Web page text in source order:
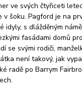
ve svých čtyřiceti
v šoku. Pagford je na
idyly, s dlážděným
fasádami domů
se svými rodiči,
není takový, jak
radě po Barrym